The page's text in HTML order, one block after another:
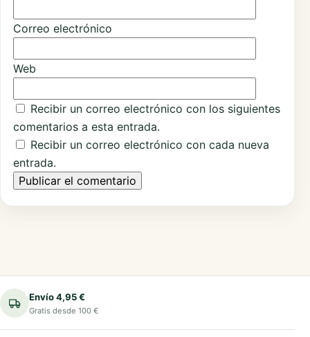
Correo electrónico
Web
Recibir un correo electrónico con los siguientes
comentarios a esta entrada.
Recibir un correo electrónico con cada nueva
entrada.
Envío 4,95 €
Gratis desde 100 €